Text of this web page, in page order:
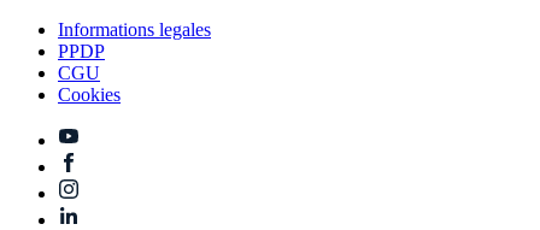
Informations legales
PPDP
CGU
Cookies